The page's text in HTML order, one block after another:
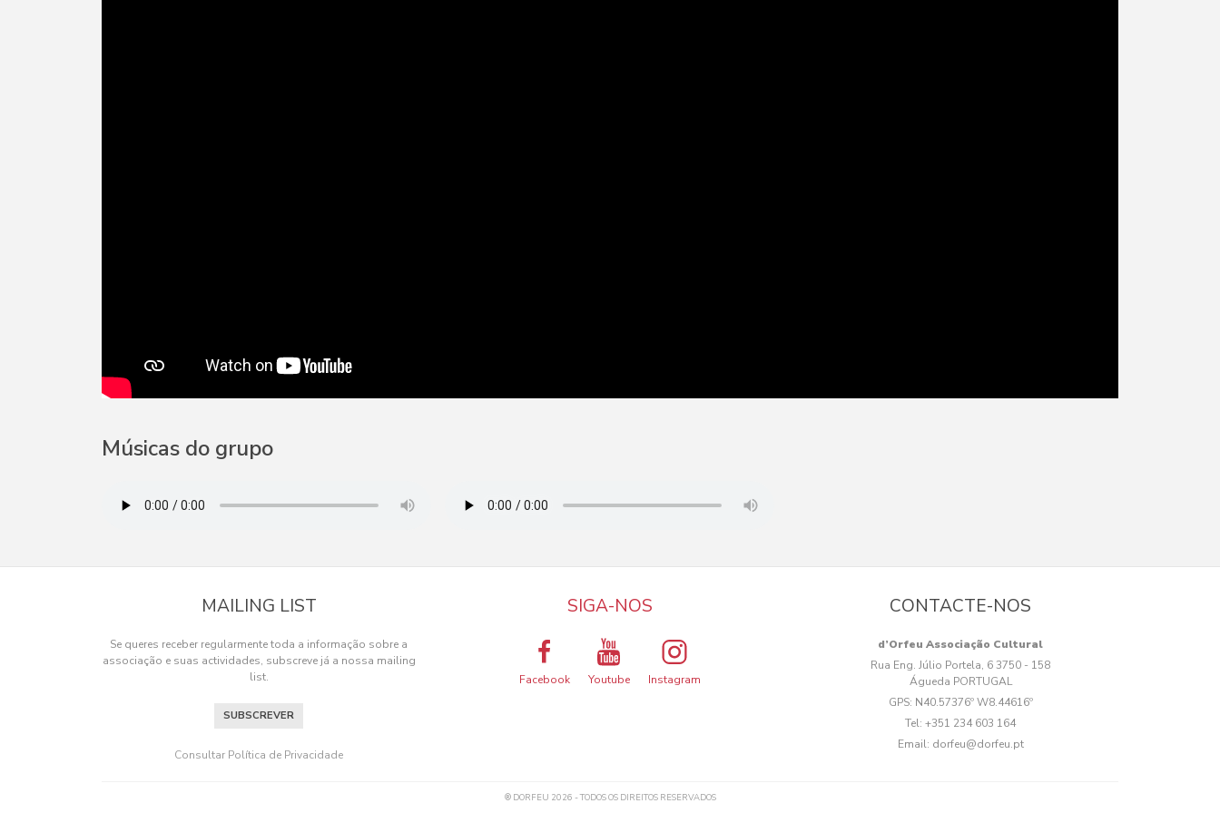
Este site utiliza cookies para lhe proporcionar uma melhor experiência de utilização.
Músicas do grupo
MAILING LIST
Se queres receber regularmente toda a informação sobre a
associação e suas actividades, subscreve já a nossa mailing
list.
SUBSCREVER
Consultar Política de Privacidade
SIGA-NOS
Facebook Youtube Instagram
CONTACTE-NOS
d’Orfeu Associação Cultural
Rua Eng. Júlio Portela, 6 3750 - 158
Águeda PORTUGAL
GPS: N40.57376º W8.44616º
Tel:+351 234 603 164
Email: dorfeu@dorfeu.pt
® DORFEU 2026 - TODOS OS DIREITOS RESERVADOS